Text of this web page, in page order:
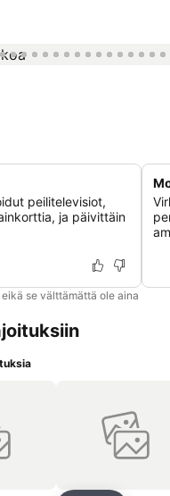
peilitelevisiot,
ja päivittäin
se välttämättä ole aina